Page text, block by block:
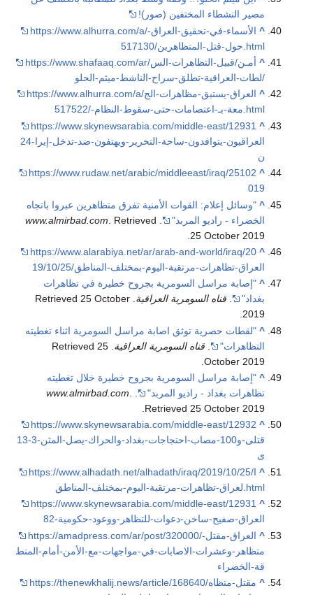
مصير النشطاء المختفين (صور)!
^
https://www.alhurra.com/a/الأسماء-في-تحقيق-العراق-
حول-قتل-المتظاهرين/517130.html
^
https://www.shafaaq.com/ar/أمـن/قبيل-التظاهرات-الس
لطات-العراقية-تطلق-سراح-الناشط-ميثم-الحلو/
^
https://www.alhurra.com/a/العراق-يستبق-مظاهرات-الج
معة-بـ-اعتصامات-حتى-سقوط-النظام-/517522.html
^
https://www.skynewsarabia.com/middle-east/12931
24-العراقيون-يتوافدون-ساحة-التحرير-ويهتفون-ضد-تدخل-إيرا
ن
^
https://www.rudaw.net/arabic/middleeast/iraq/25102
019
^ "وسائل إعلام: القوات الأمنية تفرق متظاهرين عبروا باتجاه
الخضراء - رادیو المربد"
www.almirbad.com . Retrieved
25 October 2019
^
https://www.alarabiya.net/ar/arab-and-world/iraq/20
19/10/25/العراق-تظاهرات-مرتقبة-اليوم-بمختلف-المناطق
^ "إصابة مراسل السومرية بجروح خطيرة في تظاهرات
بغداد"
. قناه السومرية العراقية. Retrieved
25 October
2019
.
^ "لقطات حصرية توثق اصابة مراسل السومرية اثناء تغطيته
التظاهرات"
قناه السومرية العراقية 25
October 2019
.
^ "إصابة مراسل السومرية بجروح خطيرة خلال تغطيته
تظاهرات بغداد - رادیو المربد"
www.almirbad.com
Retrieved 25 October 2019
^
https://www.skynewsarabia.com/middle-east/12932
13-3-قتلى-و100-مصاب-احتجاجات-بغداد-والحراك-يصل-المثن
ى
^ https://www.alhadath.net/alhadath/iraq/2019/10/25/ا
لعراق-تظاهرات-مرتقبة-اليوم-بمختلف-المناطق.html
^
https://www.skynewsarabia.com/middle-east/12931
82-العراق-صفيح-ساخن-دعوات-للتظاهر-ووعود-حكومية
^
https://amadpress.com/ar/post/320000/العراق-مقتل-
متظاهر-وعشرات-الاصابات-في-مواجهات-مع-الأمن-أمام-المنط
قة-الخضراء
^
https://thenewkhalij.news/article/168640/مقتل-متظاه